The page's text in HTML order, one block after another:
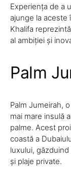
Experiența de a
ajunge la aceste
Khalifa
al ambiției și
Palm
Palm Jumeirah,
mai mare insulă
palme. Acest
coastă a
luxului,
și plaje private.